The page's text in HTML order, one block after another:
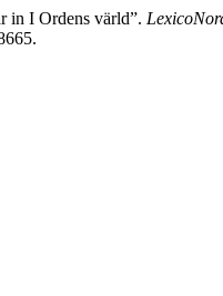
in I Ordens värld”.